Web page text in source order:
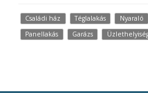
Családi ház Téglalakás Nyaraló
Panellakás
Garázs